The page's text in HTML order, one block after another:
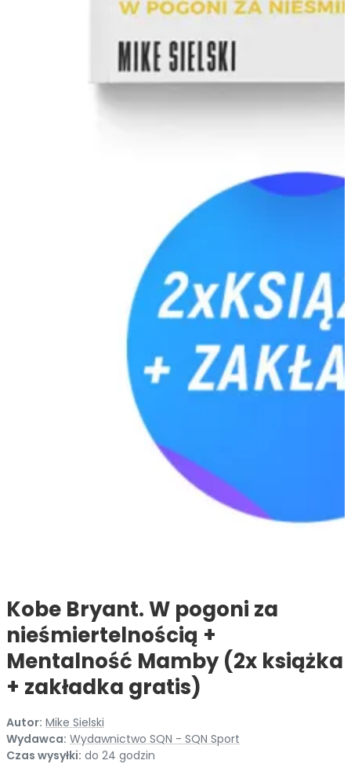
Kobe Bryant. W pogoni za
nieśmiertelnością +
Mentalność Mamby (2x książka
+ zakładka gratis)
Autor: Mike Sielski
Wydawca: Wydawnictwo SQN - SQN Sport
Czas wysyłki: do 24 godzin